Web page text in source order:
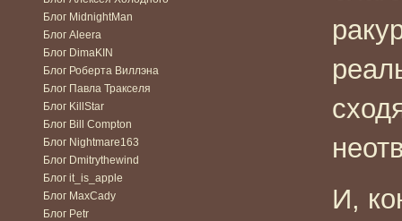
Блог MidnightMan
Блог Aleera
Блог DimaKIN
Блог Роберта Виллэна
Блог Павла Тракселя
Блог KillStar
Блог Bill Compton
Блог Nightmare163
Блог Dmitrythewind
Блог it_is_apple
Блог MaxCady
Блог Petr
И,